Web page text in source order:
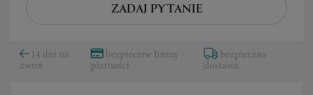
ZADAJ PYTANIE
14 dni na
zwrot
bezpieczne formy
płatności
bezpieczna
dostawa